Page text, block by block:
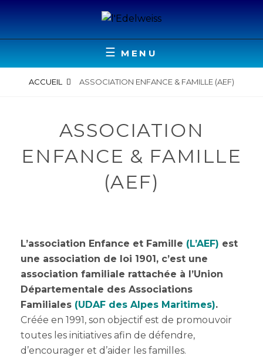
contentL'EDELWEISS
ADOLESCENTS POLYHANDICAPÉS
MENU
ACCUEIL ASSOCIATION ENFANCE & FAMILLE (AEF)
ASSOCIATION
ENFANCE & FAMILLE
(AEF)
L’association Enfance et Famille (L’AEF) est
une association de loi 1901, c’est une
association familiale rattachée à l’Union
Départementale des Associations
Familiales (UDAF des Alpes Maritimes).
Créée en 1991, son objectif est de promouvoir
toutes les initiatives afin de défendre,
d’encourager et d’aider les familles.